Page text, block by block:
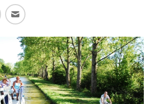
Twitter
sur LinkedIn
Partager par E-mail